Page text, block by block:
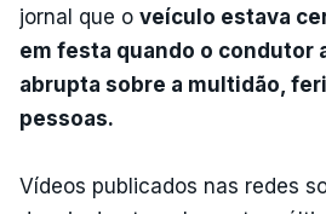
jornal que o veículo estava
em festa quando o condutor
abrupta sobre a multidão,
pessoas.
Vídeos publicados nas redes